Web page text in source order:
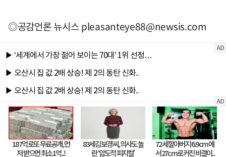
◎공감언론 뉴시스pleasanteye88@newsis.com